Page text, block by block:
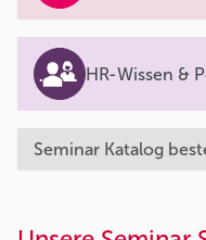
HR-Wissen &
Seminar Katalog